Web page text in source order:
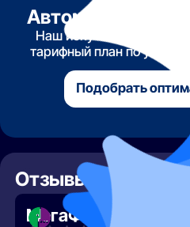
Наш искусственный
тарифный план по
Подобрать
Отзывы о МегаФон
МегаФон